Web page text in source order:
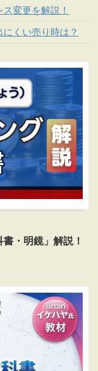
変更を解説！
くい売り時は？
・明鏡」解説！